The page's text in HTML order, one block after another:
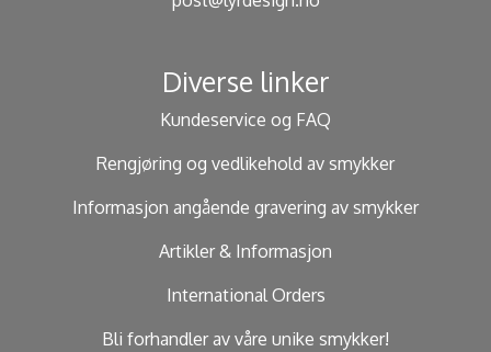
Diverse linker
Kundeservice og FAQ
Rengjøring og vedlikehold av smykker
Informasjon angående gravering av smykker
Artikler & Informasjon
International Orders
Bli forhandler av våre unike smykker!